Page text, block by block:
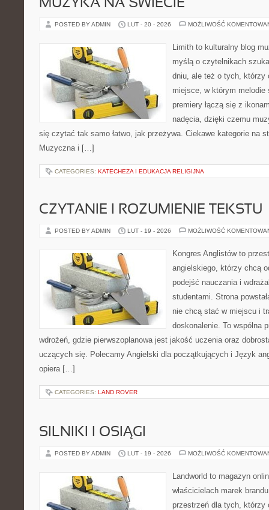
MUZYKA NA ŚWIECIE
POSTED BY ADMIN LUT - 20 - 2026 MOŻLIWOŚĆ
Limith to kulturalny blog
myślą o czytelnikach
dniu, ale też o tych, którzy
miejsce, w którym
premiery łączą się z
nadęcia, dzięki czemu
się czytać tak samo łatwo, jak przeżywa. Ciekawe kategorie na
Muzyczna i […]
CATEGORIES: KATECHEZA I EDUKACJA RELIGIJNA
CZYTANIE I ROZUMIENIE TEKSTU
POSTED BY ADMIN LUT - 19 - 2026 MOŻLIWOŚĆ
Kongres Anglistów to
angielskiego, którzy chcą
podejść nauczania i
studentami. Strona
nie chcą stać w miejscu i
doskonalenie. To wspólna
wdrożeń, gdzie pierwszoplanowa jest jakość uczenia oraz
uczących się. Polecamy Angielski dla początkujących i Język
opiera […]
CATEGORIES: LAND ROVER
SILNIKI I OSIĄGI
POSTED BY ADMIN LUT - 19 - 2026 MOŻLIWOŚĆ
Landworld to magazyn
właścicielach marek
przestrzeń dla tych, którzy